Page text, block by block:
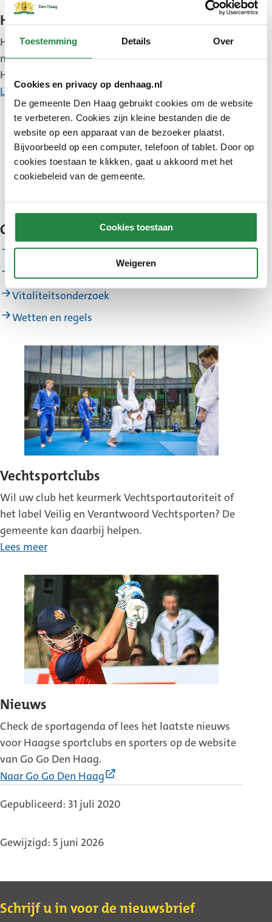
Toestemming Details Over
Cookies en privacy op denhaag.nl
De gemeente Den Haag gebruikt cookies om de website
te verbeteren. Cookies zijn kleine bestanden die de
website op een apparaat van de bezoeker plaatst.
Bijvoorbeeld op een computer, telefoon of tablet. Door op
cookies toestaan te klikken, gaat u akkoord met het
cookiebeleid van de gemeente.
Cookies toestaan
Weigeren
Haagse Kracht Clubs
Haagse Kracht Clubs zetten zich in voor binding
met de leden en de buurt. Is uw sportclub al een
Haagse Kracht Club?
Lees meer
Overige hulp
Clubadvies van andere organisaties
Subsidies
Vitaliteitsonderzoek
Wetten en regels
Vechtsportclubs
Wil uw club het keurmerk Vechtsportautoriteit of
het label Veilig en Verantwoord Vechtsporten? De
gemeente kan daarbij helpen.
Lees meer
Nieuws
Check de sportagenda of lees het laatste nieuws
voor Haagse sportclubs en sporters op de website
van Go Go Den Haag.
Naar Go Go Den Haag
Gepubliceerd: 31 juli 2020
Gewijzigd: 5 juni 2026
Contact
Schrijf u in voor de nieuwsbrief